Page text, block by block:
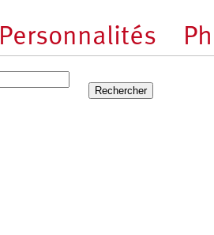
Personnalités